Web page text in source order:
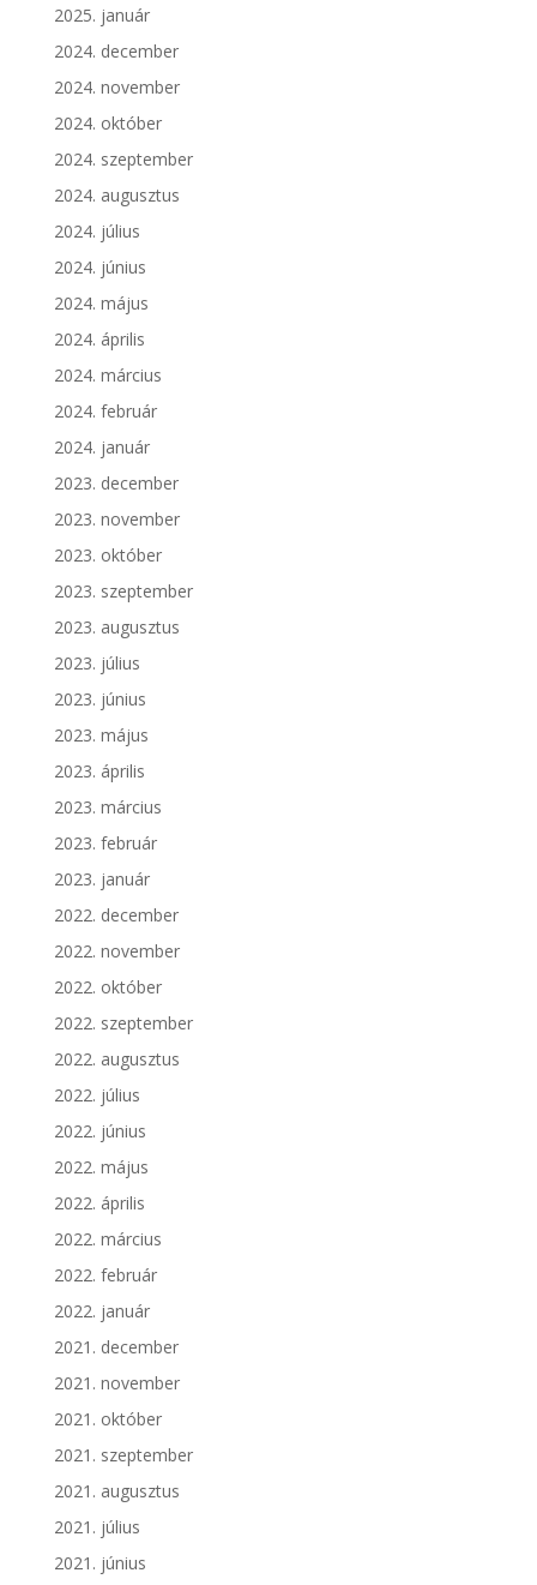
2025. január
2024. december
2024. november
2024. október
2024. szeptember
2024. augusztus
2024. július
2024. június
2024. május
2024. április
2024. március
2024. február
2024. január
2023. december
2023. november
2023. október
2023. szeptember
2023. augusztus
2023. július
2023. június
2023. május
2023. április
2023. március
2023. február
2023. január
2022. december
2022. november
2022. október
2022. szeptember
2022. augusztus
2022. július
2022. június
2022. május
2022. április
2022. március
2022. február
2022. január
2021. december
2021. november
2021. október
2021. szeptember
2021. augusztus
2021. július
2021. június